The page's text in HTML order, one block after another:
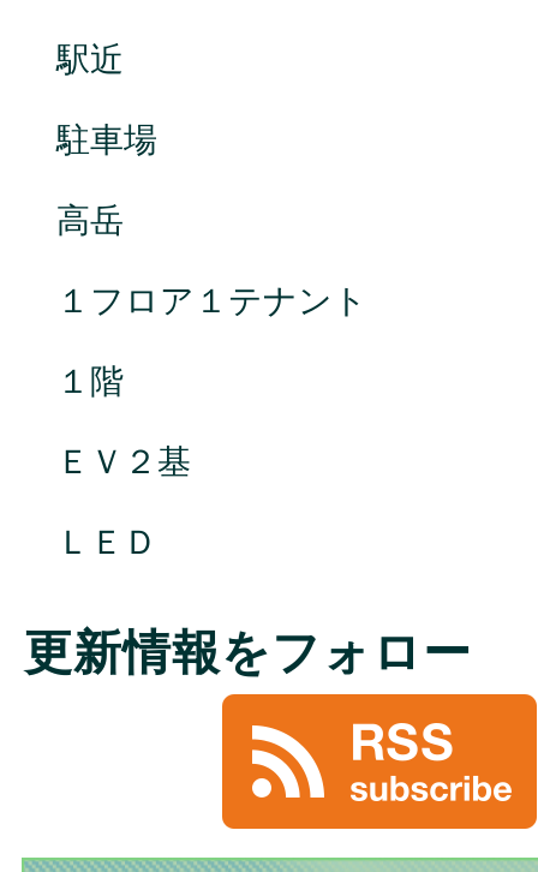
駅近
駐車場
高岳
１フロア１テナント
１階
ＥＶ２基
ＬＥＤ
更新情報をフォロー